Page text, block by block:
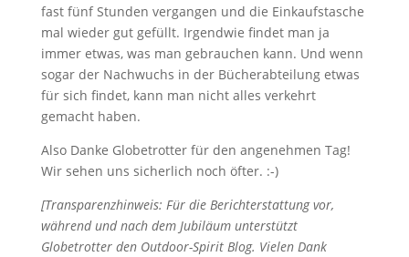
fast fünf Stunden vergangen und die Einkaufstasche
mal wieder gut gefüllt. Irgendwie findet man ja
immer etwas, was man gebrauchen kann. Und wenn
sogar der Nachwuchs in der Bücherabteilung etwas
für sich findet, kann man nicht alles verkehrt
gemacht haben.
Also Danke Globetrotter für den angenehmen Tag!
Wir sehen uns sicherlich noch öfter. :-)
[Transparenzhinweis: Für die Berichterstattung vor,
während und nach dem Jubiläum unterstützt
Globetrotter den Outdoor-Spirit Blog. Vielen Dank